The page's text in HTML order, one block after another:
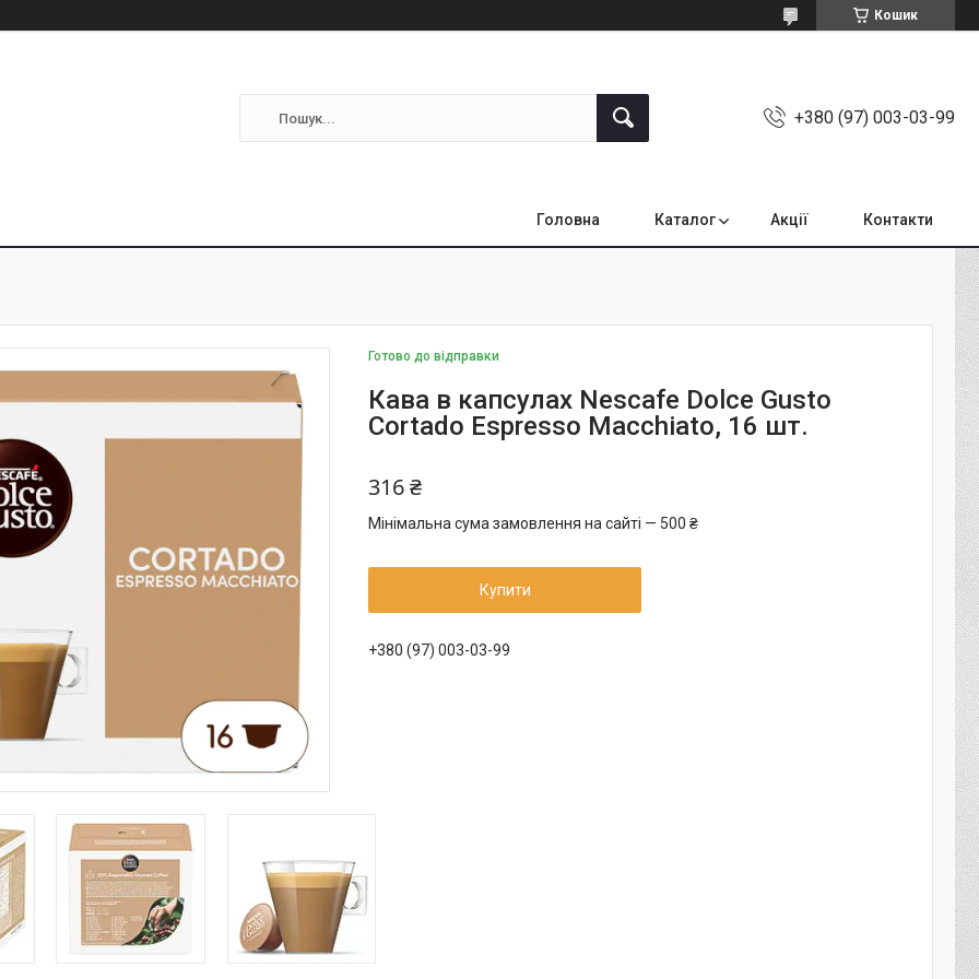
Кошик
+380 (97) 003-03-99
Головна Каталог Акції Контакти
Готово до відправки
Кава в капсулах Nescafe Dolce Gusto
Cortado Espresso Macchiato, 16 шт.
316 ₴
Мінімальна сума замовлення на сайті — 500 ₴
Купити
+380 (97) 003-03-99